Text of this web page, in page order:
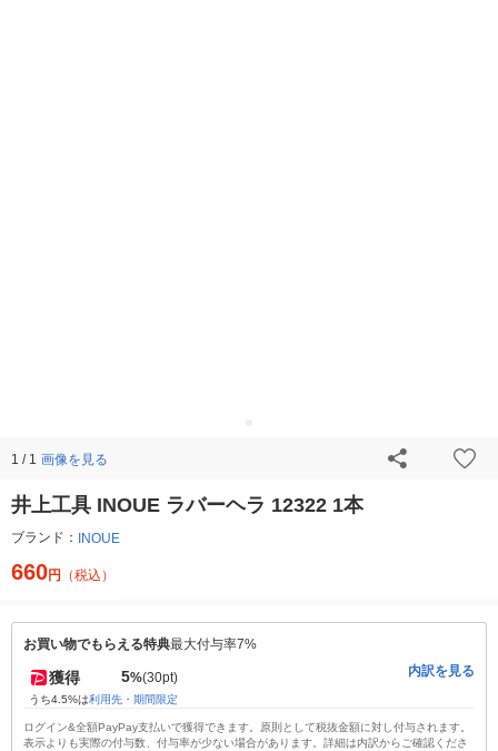
1 / 1 画像を見る
井上工具 INOUE ラバーヘラ 12322 1本
ブランド： INOUE
660円 （税込）
お買い物でもらえる特典最大付与率7%
獲得 5%(30pt)
うち4.5%は利用先・期間限定
内訳を見る
ログイン&全額PayPay支払いで獲得できます。原則として税抜金額に対し付与されます。
表示よりも実際の付与数、付与率が少ない場合があります。詳細は内訳からご確認くださ